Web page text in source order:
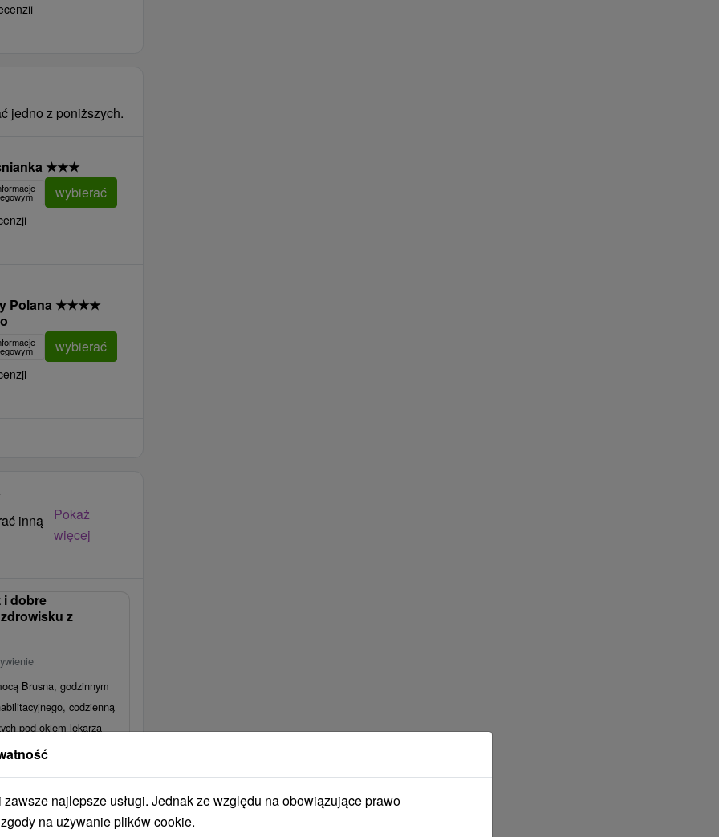
jedno z poniższych.
★★★
wybierać
Polana ★★★★
wybierać
inną
Pokaż
więcej
i dobre
z
Brusna, godzinnym
codzienną
pod okiem lekarza
Weekendowy
najlepsze usługi. Jednak ze względu na obowiązujące prawo
na używanie plików cookie.